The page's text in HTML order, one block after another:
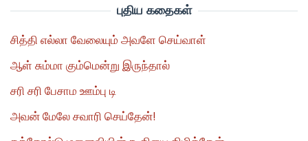
புதிய கதைகள்
சித்தி எல்லா வேலையும் அவளே செய்வாள்
ஆள் சும்மா கும்மென்று இருந்தால்
சரி சரி பேசாம ஊம்பு டி
அவன் மேலே சவாரி செய்தேன்!